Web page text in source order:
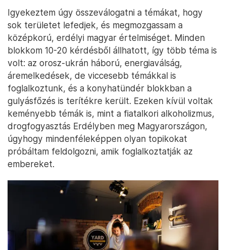
Igyekeztem úgy összeválogatni a témákat, hogy
sok területet lefedjek, és megmozgassam a
középkorú, erdélyi magyar értelmiséget. Minden
blokkom 10-20 kérdésből állhatott, így több téma is
volt: az orosz-ukrán háború, energiaválság,
áremelkedések, de viccesebb témákkal is
foglalkoztunk, és a konyhatündér blokkban a
gulyásfőzés is terítékre került. Ezeken kívül voltak
keményebb témák is, mint a fiatalkori alkoholizmus,
drogfogyasztás Erdélyben meg Magyarországon,
úgyhogy mindenféleképpen olyan topikokat
próbáltam feldolgozni, amik foglalkoztatják az
embereket.